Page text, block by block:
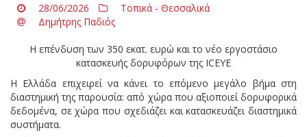
28/06/2026
Τοπικά - Θεσσαλικά
Δημήτρης Παδιός
Η επένδυση των 350 εκατ. ευρώ και το νέο εργοστάσιο
κατασκευής δορυφόρων της ICEYE
Η Ελλάδα επιχειρεί να κάνει το επόμενο μεγάλο βήμα στη
διαστημική της παρουσία: από χώρα που αξιοποιεί δορυφορικά
δεδομένα, σε χώρα που σχεδιάζει και κατασκευάζει διαστημικά
συστήματα.